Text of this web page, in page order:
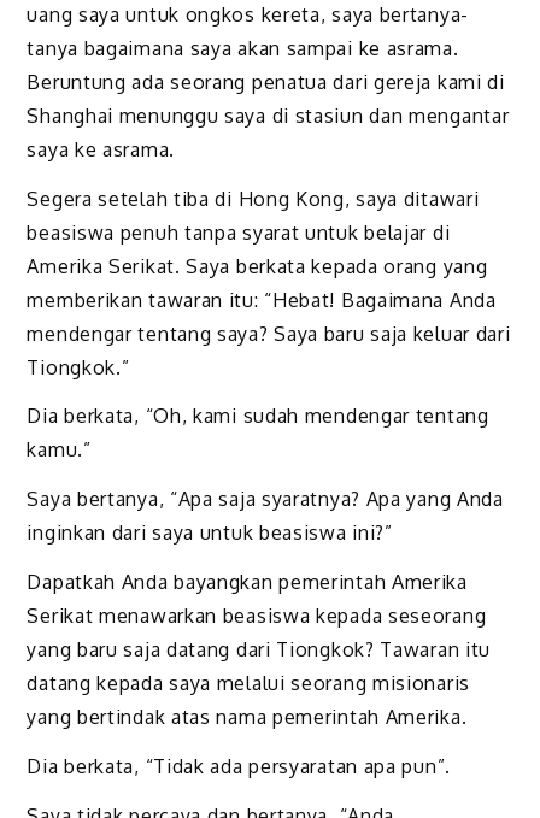
uang saya untuk ongkos kereta, saya bertanya-
tanya bagaimana saya akan sampai ke asrama.
Beruntung ada seorang penatua dari gereja kami di
Shanghai menunggu saya di stasiun dan mengantar
saya ke asrama.
Segera setelah tiba di Hong Kong, saya ditawari
beasiswa penuh tanpa syarat untuk belajar di
Amerika Serikat. Saya berkata kepada orang yang
memberikan tawaran itu: “Hebat! Bagaimana Anda
mendengar tentang saya? Saya baru saja keluar dari
Tiongkok.”
Dia berkata, “Oh, kami sudah mendengar tentang
kamu.”
Saya bertanya, “Apa saja syaratnya? Apa yang Anda
inginkan dari saya untuk beasiswa ini?”
Dapatkah Anda bayangkan pemerintah Amerika
Serikat menawar­kan beasiswa kepada seseorang
yang baru saja datang dari Tiongkok? Tawaran itu
datang kepada saya melalui seorang misionaris
yang bertin­dak atas nama pemerintah Amerika.
Dia berkata, “Tidak ada persyaratan apa pun”.